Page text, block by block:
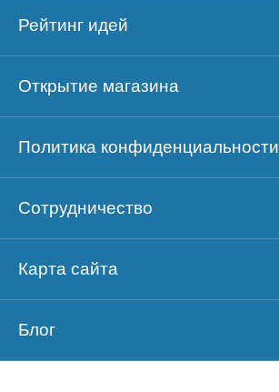
Рейтинг идей
Открытие магазина
Политика конфиденциальности
Сотрудничество
Карта сайта
Блог